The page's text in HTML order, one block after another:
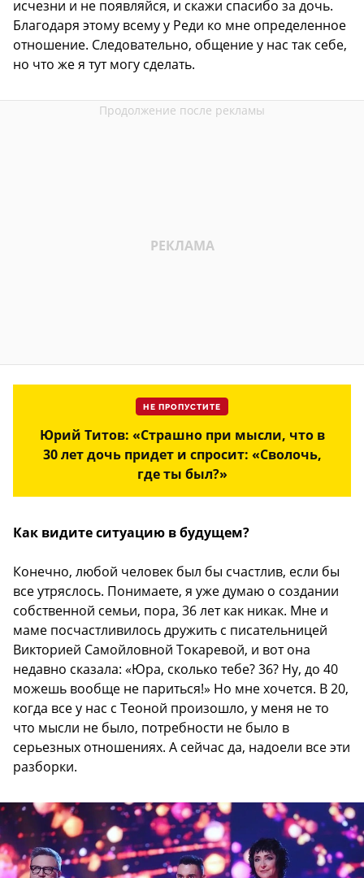
исчезни и не появляйся, и скажи спасибо за дочь.
Благодаря этому всему у Реди ко мне определенное
отношение. Следовательно, общение у нас так себе,
но что же я тут могу сделать.
НЕ ПРОПУСТИТЕ
Юрий Титов: «Страшно при мысли, что в
30 лет дочь придет и спросит: «Сволочь,
где ты был?»
Как видите ситуацию в будущем?
Конечно, любой человек был бы счастлив, если бы
все утряслось. Понимаете, я уже думаю о создании
собственной семьи, пора, 36 лет как никак. Мне и
маме посчастливилось дружить с писательницей
Викторией Самойловной Токаревой, и вот она
недавно сказала: «Юра, сколько тебе? 36? Ну, до 40
можешь вообще не париться!» Но мне хочется. В 20,
когда все у нас с Теоной произошло, у меня не то
что мысли не было, потребности не было в
серьезных отношениях. А сейчас да, надоели все эти
разборки.